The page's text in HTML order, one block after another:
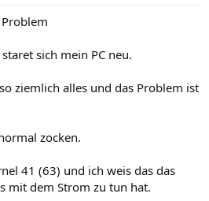
sich mein PC neu.
ziemlich alles und das Problem ist
zocken.
41 (63) und ich weis das das
mit dem Strom zu tun hat.